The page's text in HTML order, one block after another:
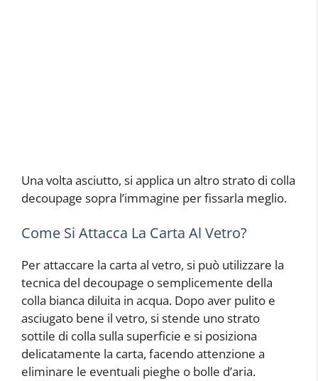
Una volta asciutto, si applica un altro strato di colla
decoupage sopra l’immagine per fissarla meglio.
Come Si Attacca La Carta Al Vetro?
Per attaccare la carta al vetro, si può utilizzare la
tecnica del decoupage o semplicemente della
colla bianca diluita in acqua. Dopo aver pulito e
asciugato bene il vetro, si stende uno strato
sottile di colla sulla superficie e si posiziona
delicatamente la carta, facendo attenzione a
eliminare le eventuali pieghe o bolle d’aria.